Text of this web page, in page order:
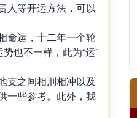
等开运方法，可以
运，十二年一个轮
也不一样，此为“运”
之间相刑相冲以及
一些参考。此外，我